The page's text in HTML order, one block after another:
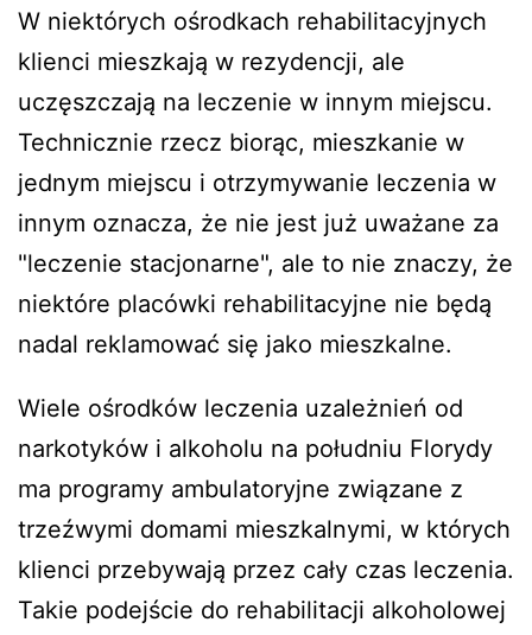
W niektórych ośrodkach rehabilitacyjnych
klienci mieszkają w rezydencji, ale
uczęszczają na leczenie w innym miejscu.
Technicznie rzecz biorąc, mieszkanie w
jednym miejscu i otrzymywanie leczenia w
innym oznacza, że nie jest już uważane za
"leczenie stacjonarne", ale to nie znaczy, że
niektóre placówki rehabilitacyjne nie będą
nadal reklamować się jako mieszkalne.
Wiele ośrodków leczenia uzależnień od
narkotyków i alkoholu na południu Florydy
ma programy ambulatoryjne związane z
trzeźwymi domami mieszkalnymi, w których
klienci przebywają przez cały czas leczenia.
Takie podejście do rehabilitacji alkoholowej